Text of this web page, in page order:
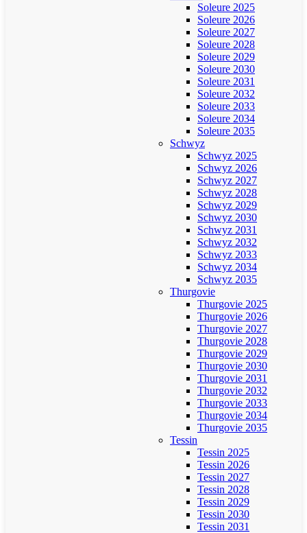
Soleure 2025
Soleure 2026
Soleure 2027
Soleure 2028
Soleure 2029
Soleure 2030
Soleure 2031
Soleure 2032
Soleure 2033
Soleure 2034
Soleure 2035
Schwyz
Schwyz 2025
Schwyz 2026
Schwyz 2027
Schwyz 2028
Schwyz 2029
Schwyz 2030
Schwyz 2031
Schwyz 2032
Schwyz 2033
Schwyz 2034
Schwyz 2035
Thurgovie
Thurgovie 2025
Thurgovie 2026
Thurgovie 2027
Thurgovie 2028
Thurgovie 2029
Thurgovie 2030
Thurgovie 2031
Thurgovie 2032
Thurgovie 2033
Thurgovie 2034
Thurgovie 2035
Tessin
Tessin 2025
Tessin 2026
Tessin 2027
Tessin 2028
Tessin 2029
Tessin 2030
Tessin 2031